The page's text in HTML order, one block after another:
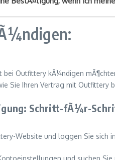
bei Outfittery kÃ¼ndigen
Sie Ihren Vertrag mit
Schritt-fÃ¼r-
Website und loggen Sie sich